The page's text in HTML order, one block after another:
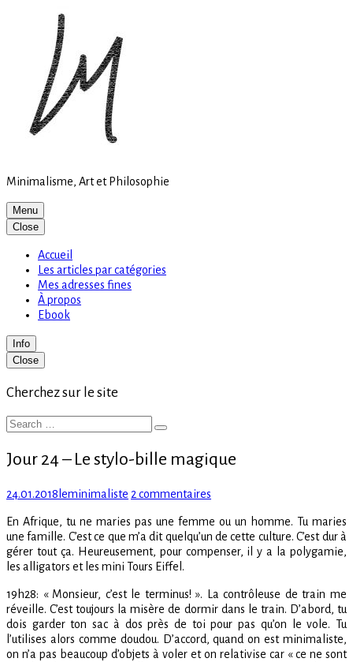
Minimalisme, Art et Philosophie
Menu
Close
Accueil
Les articles par catégories
Mes adresses fines
À propos
Ebook
Info
Primary
Sidebar
Close
Cherchez sur le site
Search
Search
Jour 24 – Le stylo-bille magique
Posted
24.01.2018 Author
leminimaliste 2 commentaires
24
–
Le
magique
En Afrique, tu ne maries pas une femme ou un homme. Tu maries
une famille. C’est ce que m’a dit quelqu’un de cette culture. C’est dur à
gérer tout ça. Heureusement, pour compenser, il y a la polygamie,
les alligators et les mini Tours Eiffel.
19h28: « Monsieur, c’est le terminus! ». La contrôleuse de train me
réveille. C’est toujours la misère de dormir dans le train. D’abord, tu
dois garder ton sac à dos près de toi pour pas qu’on le vole. Tu
l’utilises alors comme doudou. D’accord, quand on est minimaliste,
on n’a pas beaucoup d’objets à voler et on relativise car « ce ne sont